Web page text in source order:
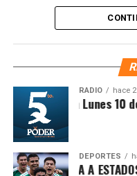
Recibe las
Quinto Poder
importantes
participantes por
permitan mejorar su
oportunidades
fortalecen la confianza,
construcción de una
participativa.
RADIO hace
Matutina Lunes 10
DEPORTES
DERROTA A ESTADOS